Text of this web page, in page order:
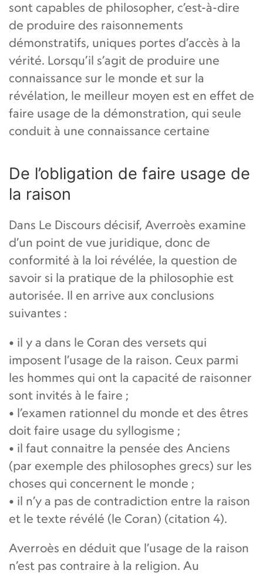
sont capables de philosopher, c’est-à-dire
de produire des raisonnements
démonstratifs, uniques portes d’accès à la
vérité. Lorsqu’il s’agit de produire une
connaissance sur le monde et sur la
révélation, le meilleur moyen est en effet de
faire usage de la démonstration, qui seule
conduit à une connaissance certaine
De l’obligation de faire usage de
la raison
Dans Le Discours décisif, Averroès examine
d’un point de vue juridique, donc de
conformité à la loi révélée, la question de
savoir si la pratique de la philosophie est
autorisée. Il en arrive aux conclusions
suivantes :
• il y a dans le Coran des versets qui
imposent l’usage de la raison. Ceux parmi
les hommes qui ont la capacité de raisonner
sont invités à le faire ;
• l’examen rationnel du monde et des êtres
doit faire usage du syllogisme ;
• il faut connaitre la pensée des Anciens
(par exemple des philosophes grecs) sur les
choses qui concernent le monde ;
• il n’y a pas de contradiction entre la raison
et le texte révélé (le Coran) (citation 4).
Averroès en déduit que l’usage de la raison
n’est pas contraire à la religion. Au